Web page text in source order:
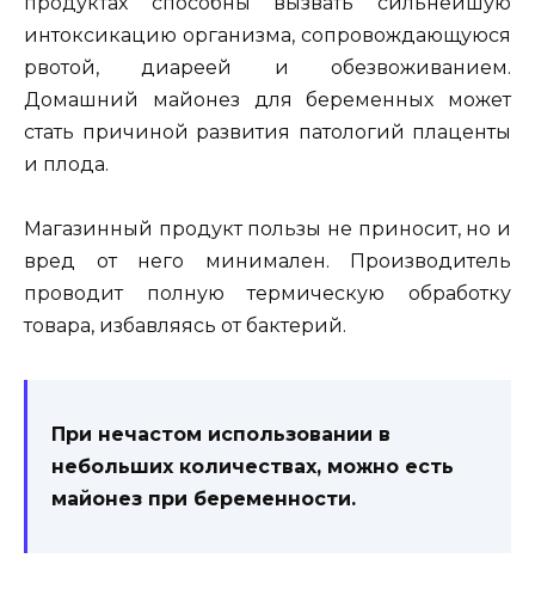
интоксикацию организма, сопровождающуюся
рвотой, диареей и обезвоживанием.
Домашний майонез для беременных может
стать причиной развития патологий плаценты
и плода.
Магазинный продукт пользы не приносит, но и
вред от него минимален. Производитель
проводит полную термическую обработку
товара, избавляясь от бактерий.
При нечастом использовании в
небольших количествах, можно есть
майонез при беременности.